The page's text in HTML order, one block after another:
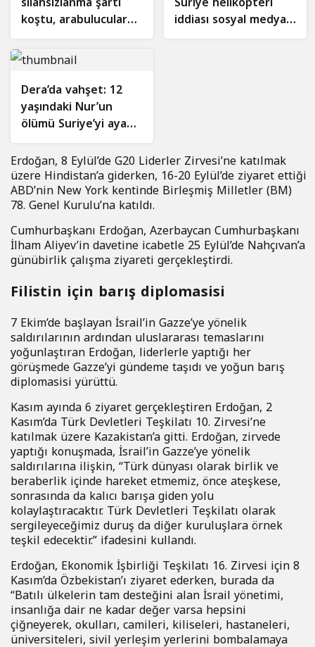
koştu, arabulucular iddiası sosyal medyayı
Dera’da vahşet: 12
yaşındaki Nur’un
ölümü Suriye’yi ayağa
Erdoğan, 8 Eylül’de G20 Liderler Zirvesi’ne katılmak
üzere Hindistan’a giderken, 16-20 Eylül’de ziyaret ettiği
ABD’nin New York kentinde Birleşmiş Milletler (BM)
78. Genel Kurulu’na katıldı.
Cumhurbaşkanı Erdoğan, Azerbaycan Cumhurbaşkanı
İlham Aliyev’in davetine icabetle 25 Eylül’de Nahçıvan’a
günübirlik çalışma ziyareti gerçekleştirdi.
Filistin için barış diplomasisi
7 Ekim’de başlayan İsrail’in Gazze’ye yönelik
saldırılarının ardından uluslararası temaslarını
yoğunlaştıran Erdoğan, liderlerle yaptığı her
görüşmede Gazze’yi gündeme taşıdı ve yoğun barış
diplomasisi yürüttü.
Kasım ayında 6 ziyaret gerçekleştiren Erdoğan, 2
Kasım’da Türk Devletleri Teşkilatı 10. Zirvesi’ne
katılmak üzere Kazakistan’a gitti. Erdoğan, zirvede
yaptığı konuşmada, İsrail’in Gazze’ye yönelik
saldırılarına ilişkin, “Türk dünyası olarak birlik ve
beraberlik içinde hareket etmemiz, önce ateşkese,
sonrasında da kalıcı barışa giden yolu
kolaylaştıracaktır. Türk Devletleri Teşkilatı olarak
sergileyeceğimiz duruş da diğer kuruluşlara örnek
teşkil edecektir.” ifadesini kullandı.
Erdoğan, Ekonomik İşbirliği Teşkilatı 16. Zirvesi için 8
Kasım’da Özbekistan’ı ziyaret ederken, burada da
“Batılı ülkelerin tam desteğini alan İsrail yönetimi,
insanlığa dair ne kadar değer varsa hepsini
çiğneyerek, okulları, camileri, kiliseleri, hastaneleri,
üniversiteleri, sivil yerleşim yerlerini bombalamaya